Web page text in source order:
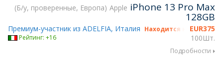
Б/у, проверенные, Европа Apple iPhone 13 Pro Max
128GB
EUR375
100Шт.
Премиум-участник из ADELFIA, Италия Находится на gsmX
Рейтинг: +16
Подробности